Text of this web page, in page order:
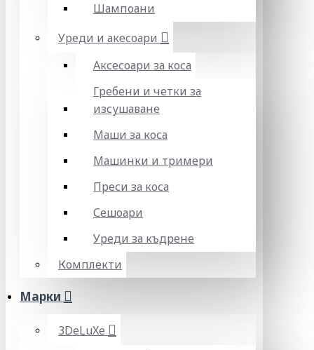
Шампоани
Уреди и акесоари
Аксесоари за коса
Гребени и четки за
изсушаване
Маши за коса
Машинки и тримери
Преси за коса
Сешоари
Уреди за къдрене
Комплекти
Марки
3DeLuXe